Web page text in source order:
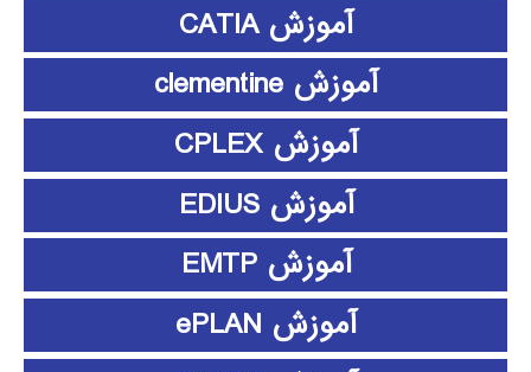
آموزش CATIA
آموزش clementine
آموزش CPLEX
آموزش EDIUS
آموزش EMTP
آموزش ePLAN